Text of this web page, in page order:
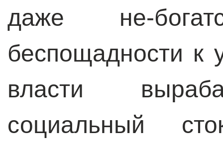
даже не-
беспощадности
власти
социальный